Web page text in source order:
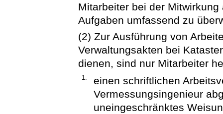
Mitarbeiter bei der
Aufgaben umfassend zu
(2) Zur Ausführung von
Verwaltungsakten bei
dienen, sind nur Mitarbeiter
1.
einen schriftlichen
Vermessungsingenieur
uneingeschränktes